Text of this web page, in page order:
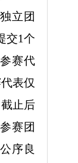
立团
交1个
赛代
表仅
止后
赛团
序良